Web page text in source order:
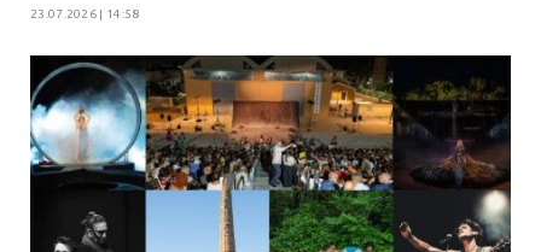
Βούλα: Κραυγή αγωνίας από
κατοίκους για την οδό Άρεως –
«Τρέχουν με 90 χλμ. μέσα στη
γειτονιά»
07.07.2026 | 09:48
23.07.2026 | 14:58